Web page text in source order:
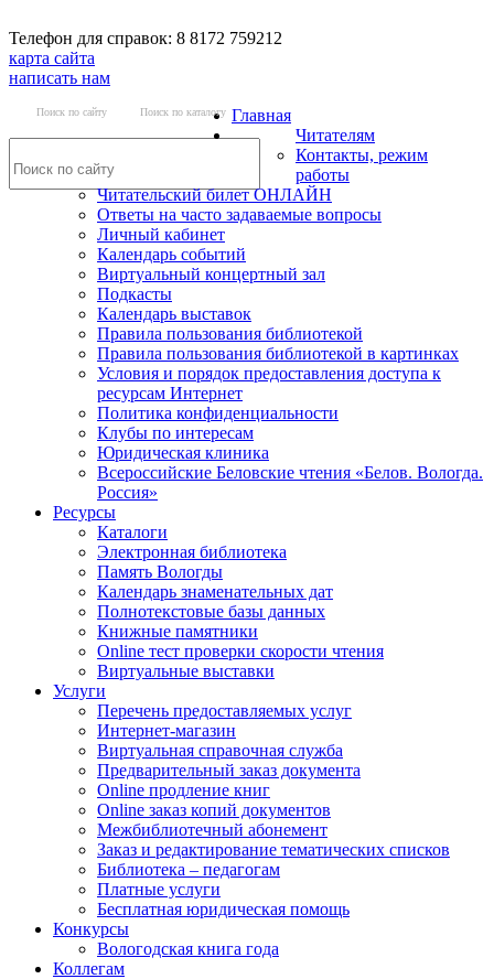
Телефон для справок: 8 8172 759212
карта сайта
написать нам
Поиск по сайту Поиск по каталогу Главная
Читателям
Контакты, режим
работы
Читательский билет ОНЛАЙН
Ответы на часто задаваемые вопросы
Личный кабинет
Календарь событий
Виртуальный концертный зал
Подкасты
Календарь выставок
Правила пользования библиотекой
Правила пользования библиотекой в картинках
Условия и порядок предоставления доступа к
ресурсам Интернет
Политика конфиденциальности
Клубы по интересам
Юридическая клиника
Всероссийские Беловские чтения «Белов. Вологда.
Россия»
Ресурсы
Каталоги
Электронная библиотека
Память Вологды
Календарь знаменательных дат
Полнотекстовые базы данных
Книжные памятники
Online тест проверки скорости чтения
Виртуальные выставки
Услуги
Перечень предоставляемых услуг
Интернет-магазин
Виртуальная справочная служба
Предварительный заказ документа
Online продление книг
Online заказ копий документов
Межбиблиотечный абонемент
Заказ и редактирование тематических списков
Библиотека – педагогам
Платные услуги
Бесплатная юридическая помощь
Конкурсы
Вологодская книга года
Коллегам